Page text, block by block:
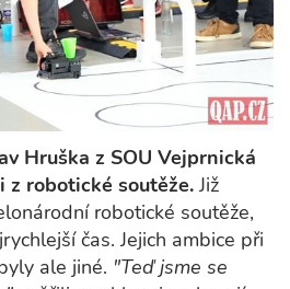
Hruška z SOU Vejprnická
z robotické soutěže.Již
robotické soutěže,
čas. Jejich ambice při
ale jiné. "Teď jsme se